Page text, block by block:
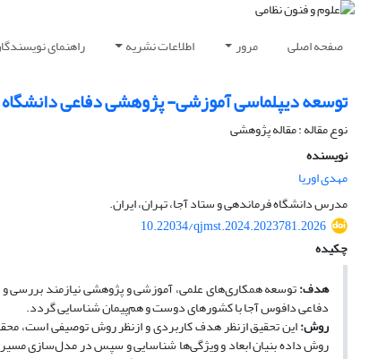
صفحه اصلی مرور اطلاعات نشریه راهنمای
توسعه دیپلماسی آموزشی- پژوهشی دفاعی
نوع مقاله : مقاله پژوهشی
نویسنده
مهدی اوریا
مدرس دانشگاه فرماندهی و ستاد آجا، تهران، ایران.
10.22034/qjmst.2024.2023781.2026
چکیده
هدف:توسعه همکاری‌‌های علمی، آموزشی و پژوهشی نیازمند بررسی
دفاعی دافوس آجا با کشورهای دوست و هم‌پیمان شناسایی گردد.
روش:این تحقیق ازنظر هدف کاربردی و ازنظر روش توصیفی است،
روش داده بنیان ابعاد و ویژگی‌‌ها شناسایی و سپس در مدل‌سازی